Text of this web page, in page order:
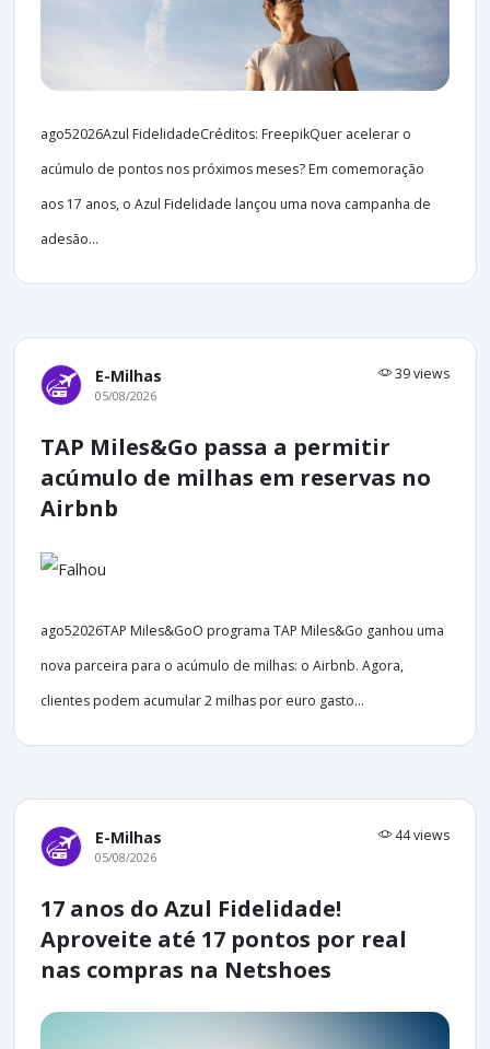
ago52026Azul FidelidadeCréditos: FreepikQuer acelerar o
acúmulo de pontos nos próximos meses? Em comemoração
aos 17 anos, o Azul Fidelidade lançou uma nova campanha de
adesão...
E-Milhas 39 views
05/08/2026
TAP Miles&Go passa a permitir
acúmulo de milhas em reservas no
Airbnb
ago52026TAP Miles&GoO programa TAP Miles&Go ganhou uma
nova parceira para o acúmulo de milhas: o Airbnb. Agora,
clientes podem acumular 2 milhas por euro gasto...
E-Milhas 44 views
05/08/2026
17 anos do Azul Fidelidade!
Aproveite até 17 pontos por real
nas compras na Netshoes